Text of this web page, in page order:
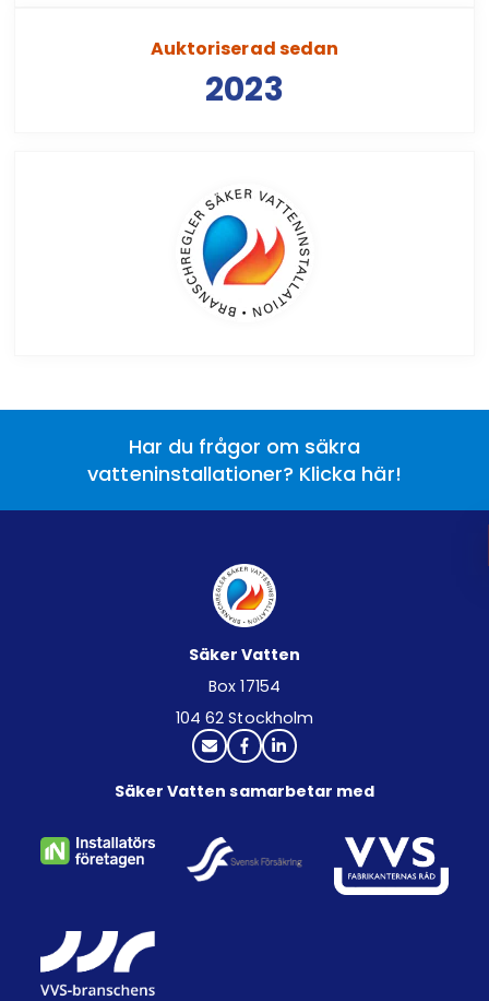
Auktoriserad sedan
2023
Har du frågor om säkra
vatteninstallationer? Klicka här!
Säker Vatten
Box 17154
104 62 Stockholm
Säker Vatten samarbetar med